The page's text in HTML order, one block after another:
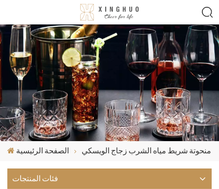
الصفحة الرئيسية منحوتة شريط مياه الشرب زجاج الويسكي
فئات المنتجات